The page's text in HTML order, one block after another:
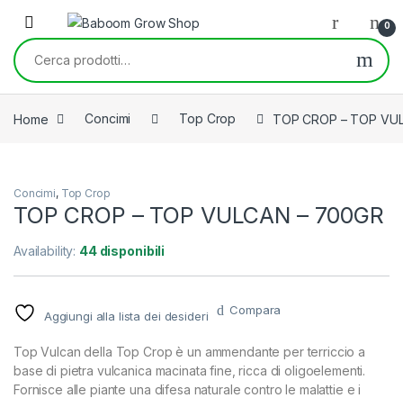
Skip to navigation
Skip to content
0
Cerca:
Home Concimi Top Crop TOP CROP – TOP
Concimi, Top Crop
TOP CROP – TOP VULCAN – 700GR
Availability: 44 disponibili
Aggiungi alla lista dei desideri Compara
Top Vulcan della Top Crop è un ammendante per terriccio a
base di pietra vulcanica macinata fine, ricca di oligoelementi.
Fornisce alle piante una difesa naturale contro le malattie e i